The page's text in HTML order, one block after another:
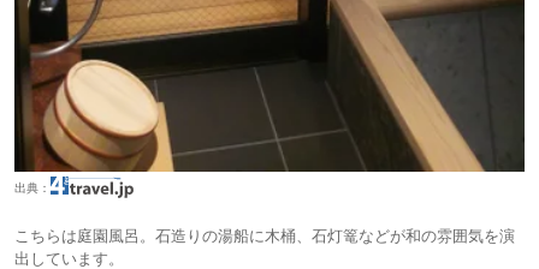
出典：
こちらは庭園風呂。石造りの湯船に木桶、石灯篭などが和の雰囲気を演
出しています。